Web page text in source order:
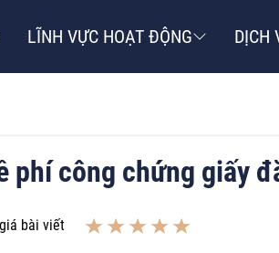
LĨNH VỰC HOẠT ĐỘNG DỊCH
phí công chứng giấy
bài viết